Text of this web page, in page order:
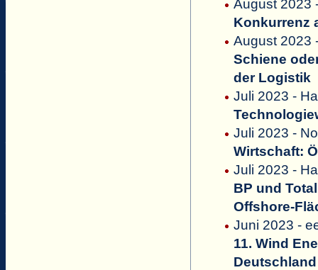
August 2023
Konkurrenz
August 2023
Schiene
der Logistik
Juli 2023 -
Juli 2023 -
Wirtschaft:
Juli 2023 -
BP und
Offshore-
Juni 2023 -
11. Wind